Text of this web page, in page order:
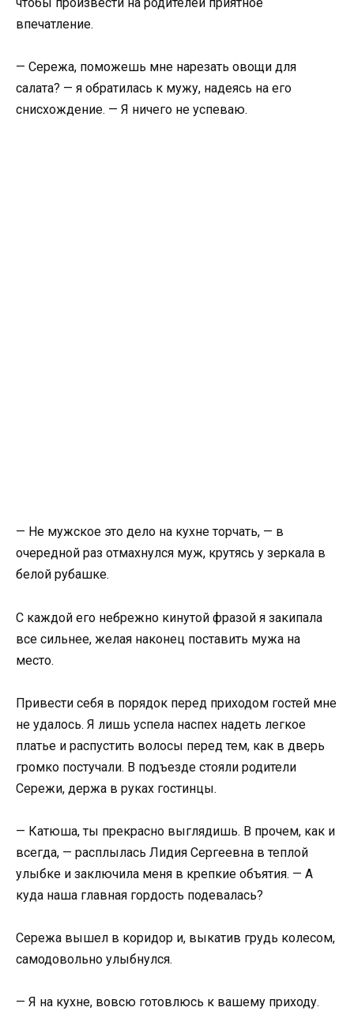
впечатление.
— Сережа, поможешь мне нарезать овощи для
салата? — я обратилась к мужу, надеясь на его
снисхождение. — Я ничего не успеваю.
— Не мужское это дело на кухне торчать, — в
очередной раз отмахнулся муж, крутясь у зеркала в
белой рубашке.
С каждой его небрежно кинутой фразой я закипала
все сильнее, желая наконец поставить мужа на
место.
Привести себя в порядок перед приходом гостей мне
не удалось. Я лишь успела наспех надеть легкое
платье и распустить волосы перед тем, как в дверь
громко постучали. В подъезде стояли родители
Сережи, держа в руках гостинцы.
— Катюша, ты прекрасно выглядишь. В прочем, как и
всегда, — расплылась Лидия Сергеевна в теплой
улыбке и заключила меня в крепкие объятия. — А
куда наша главная гордость подевалась?
Сережа вышел в коридор и, выкатив грудь колесом,
самодовольно улыбнулся.
— Я на кухне, вовсю готовлюсь к вашему приходу.